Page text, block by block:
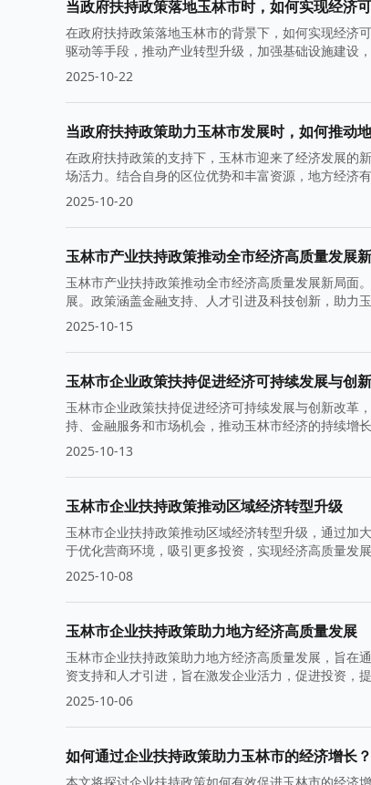
当政府扶持政策落地玉林市时，如何实现经济
在政府扶持政策落地玉林市的背景下，如何实现经济
驱动等手段，推动产业转型升级，加强基础设施建设
2025-10-22
当政府扶持政策助力玉林市发展时，如何推动
在政府扶持政策的支持下，玉林市迎来了经济发展的
场活力。结合自身的区位优势和丰富资源，地方经济
2025-10-20
玉林市产业扶持政策推动全市经济高质量发展
玉林市产业扶持政策推动全市经济高质量发展新局面
展。政策涵盖金融支持、人才引进及科技创新，助力
2025-10-15
玉林市企业政策扶持促进经济可持续发展与创
玉林市企业政策扶持促进经济可持续发展与创新改革
持、金融服务和市场机会，推动玉林市经济的持续增
2025-10-13
玉林市企业扶持政策推动区域经济转型升级
玉林市企业扶持政策推动区域经济转型升级，通过加
于优化营商环境，吸引更多投资，实现经济高质量发
力。
2025-10-08
玉林市企业扶持政策助力地方经济高质量发展
玉林市企业扶持政策助力地方经济高质量发展，旨在
资支持和人才引进，旨在激发企业活力，促进投资，
续发展奠定坚实基础。
2025-10-06
如何通过企业扶持政策助力玉林市的经济增长？